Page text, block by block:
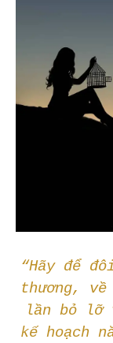
“Hãy để
thương, về
lần bỏ lỡ
kế hoạch